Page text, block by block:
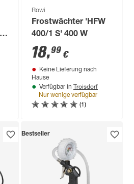
Rowi
Frostwächter 'HFW
400/1 S' 400 W
18,99 €
Keine Lieferung nach
Hause
Verfügbar in Troisdorf
Nur wenige verfügbar
(1)
Bestseller